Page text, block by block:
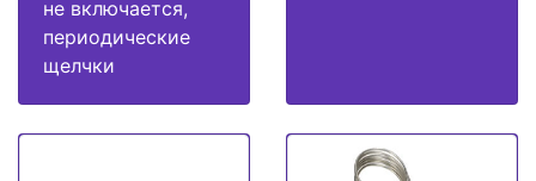
не включается,
периодические
щелчки